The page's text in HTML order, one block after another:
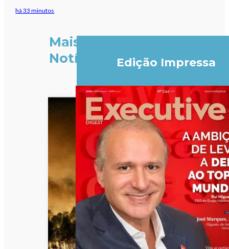
há 33 minutos
Mais
Notícias
Edição Impressa